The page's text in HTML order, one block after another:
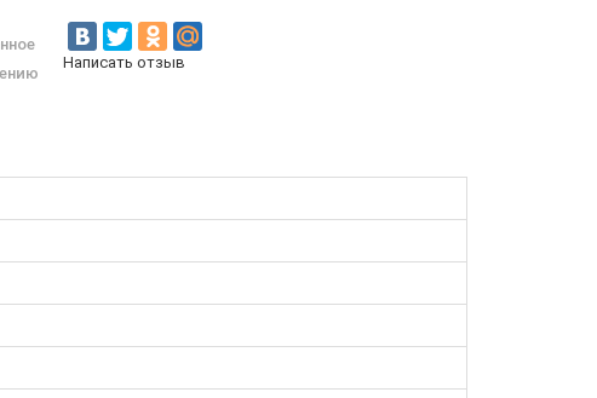
Написать отзыв